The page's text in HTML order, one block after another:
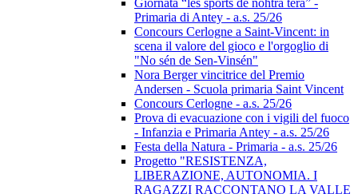
Giornata “les sports de nohtra tera” -
Primaria di Antey - a.s. 25/26
Concours Cerlogne a Saint-Vincent: in
scena il valore del gioco e l'orgoglio di
"No sén de Sen-Vinsén"
Nora Berger vincitrice del Premio
Andersen - Scuola primaria Saint Vincent
Concours Cerlogne - a.s. 25/26
Prova di evacuazione con i vigili del fuoco
- Infanzia e Primaria Antey - a.s. 25/26
Festa della Natura - Primaria - a.s. 25/26
Progetto "RESISTENZA,
LIBERAZIONE, AUTONOMIA. I
RAGAZZI RACCONTANO LA VALLE